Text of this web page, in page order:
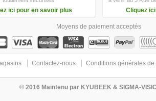
ici pour en savoir plus Cliquez
Moyens de paiement acceptés
Contactez-nous Conditions générales de
© 2016 Maintenu par KYUBEEK & SIGMA-